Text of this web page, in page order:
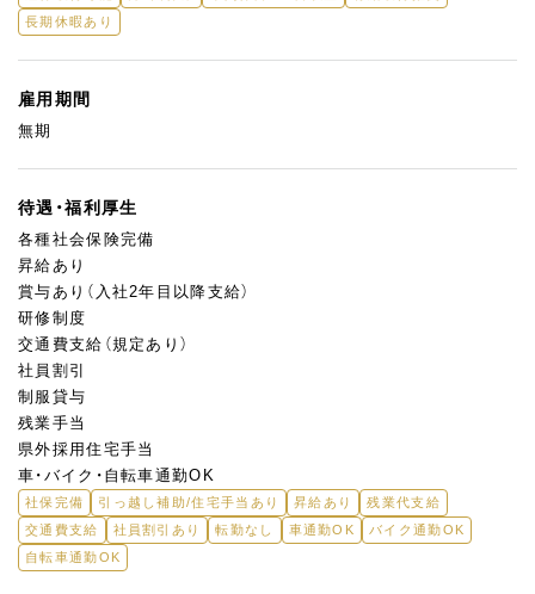
長期休暇あり
雇用期間
無期
待遇・福利厚生
各種社会保険完備
昇給あり
賞与あり（入社2年目以降支給）
研修制度
交通費支給（規定あり）
社員割引
制服貸与
残業手当
県外採用住宅手当
車・バイク・自転車通勤OK
社保完備 引っ越し補助/住宅手当あり 昇給あり
残業代支給
交通費支給
社員割引あり 転勤なし 車通勤OK
バイク通勤OK
自転車通勤OK